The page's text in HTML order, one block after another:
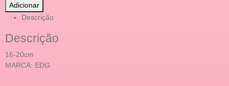
Adicionar
Descrição
Descrição
16-20cm
MARCA: EDG